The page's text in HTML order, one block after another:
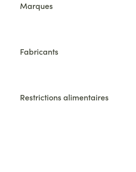
Marques
Fabricants
Restrictions alimentaires